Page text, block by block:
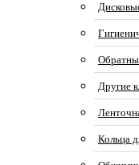
Другие
Кольца